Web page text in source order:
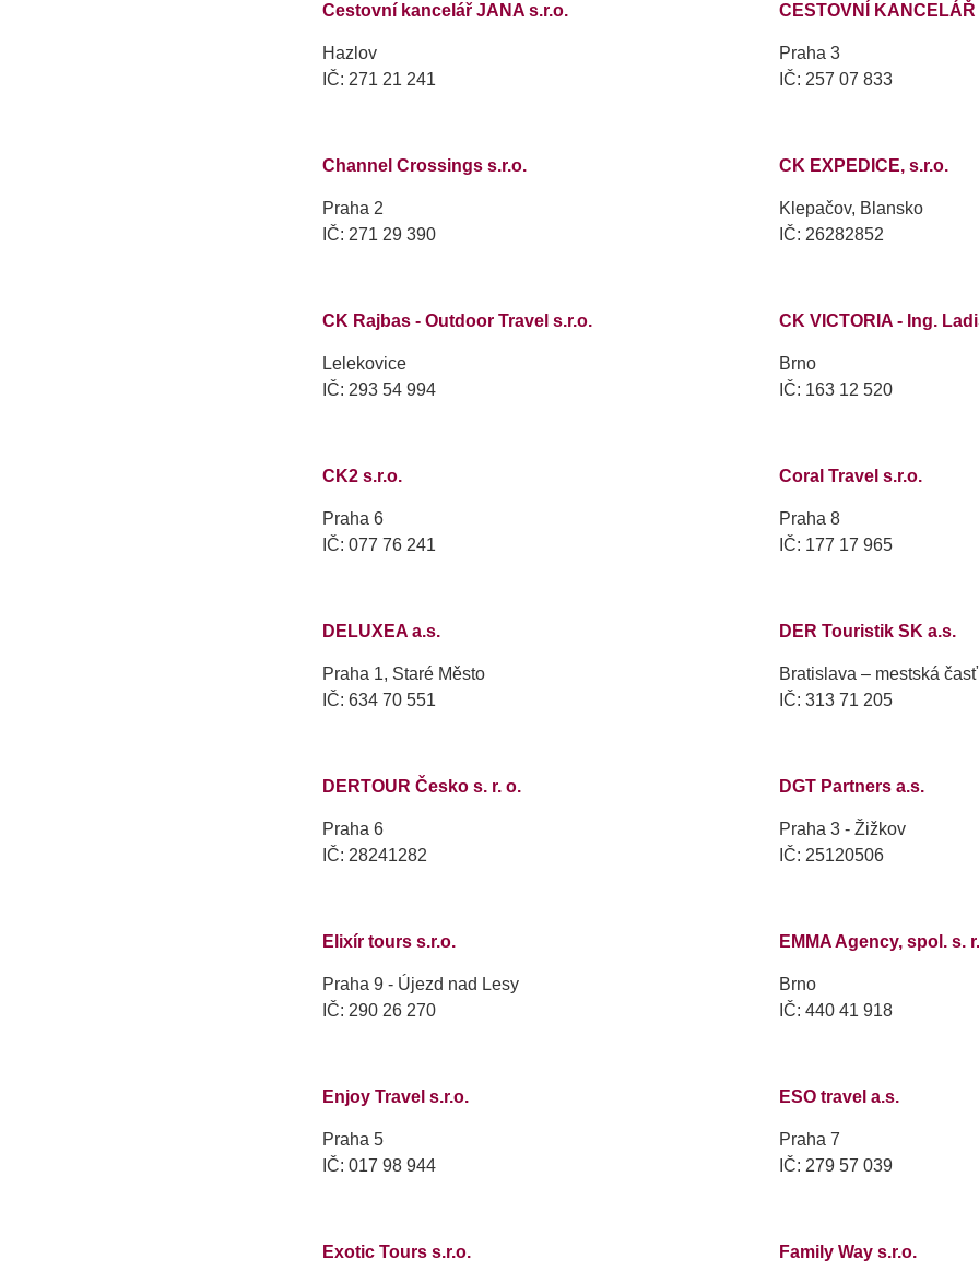
Cestovní kancelář JANA s.r.o.
Hazlov
IČ: 271 21 241
CESTOVNÍ
Praha 3
IČ: 257 07 833
Channel Crossings s.r.o.
Praha 2
IČ: 271 29 390
CK EXPEDICE, s.r.o.
Klepačov, Blansko
IČ: 26282852
CK Rajbas - Outdoor Travel s.r.o.
Lelekovice
IČ: 293 54 994
CK VICTORIA - Ing.
Brno
IČ: 163 12 520
CK2 s.r.o.
Praha 6
IČ: 077 76 241
Coral Travel s.r.o.
Praha 8
IČ: 177 17 965
DELUXEA a.s.
Praha 1, Staré Město
IČ: 634 70 551
DER Touristik SK a.s.
Bratislava – mestská
IČ: 313 71 205
DERTOUR Česko s. r. o.
Praha 6
IČ: 28241282
DGT Partners a.s.
Praha 3 - Žižkov
IČ: 25120506
Elixír tours s.r.o.
Praha 9 - Újezd nad Lesy
IČ: 290 26 270
EMMA Agency, spol. s.
Brno
IČ: 440 41 918
Enjoy Travel s.r.o.
Praha 5
IČ: 017 98 944
ESO travel a.s.
Praha 7
IČ: 279 57 039
Exotic Tours s.r.o. Family Way s.r.o.